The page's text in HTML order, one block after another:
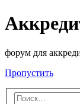
форум для
Пропустить